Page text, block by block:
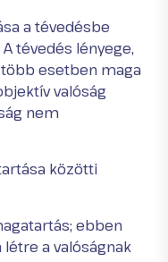
a tévedésbe
tévedés lényege,
esetben maga
valóság
nem
közötti
ebben
a valóságnak